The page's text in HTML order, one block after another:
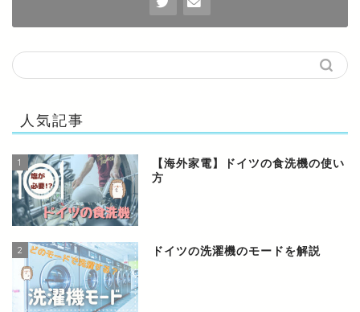
人気記事
1
【海外家電】ドイツの食洗機の使い
方
2 ドイツの洗濯機のモードを解説